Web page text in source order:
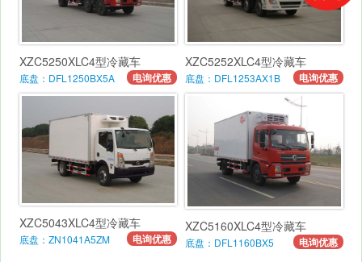
XZC5250XLC4型冷藏车
底盘：DFL1250BX5A 电询优惠
XZC5252XLC4型冷藏车
底盘：DFL1253AX1B 电询优惠
XZC5043XLC4型冷藏车
底盘：ZN1041A5ZM 电询优惠
XZC5160XLC4型冷藏车
底盘：DFL1160BX5 电询优惠